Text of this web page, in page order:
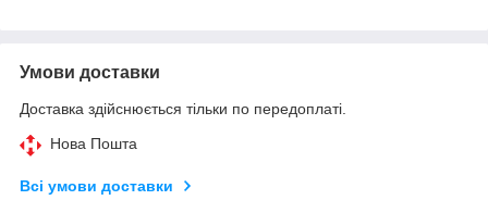
Умови доставки
Доставка здійснюється тільки по передоплаті.
Нова Пошта
Всі умови доставки